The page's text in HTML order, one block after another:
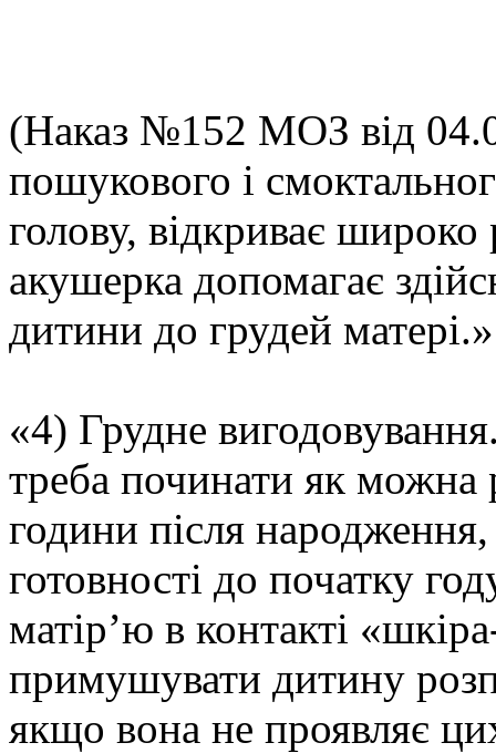
(Наказ №152 МОЗ від
пошукового і
голову, відкриває
акушерка допомагає
дитини до грудей матері.»
«4) Грудне
треба починати як можна
години після
готовності до початку
матір’ю в контакті
примушувати дитину
якщо вона не проявляє